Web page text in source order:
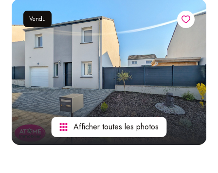
estimer
L'agence
services
Vendu
Afficher toutes les photos